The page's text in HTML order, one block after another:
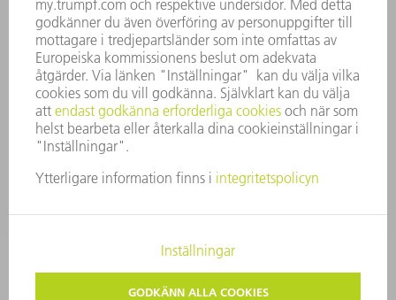
RÅDGIVARSYSTEM
SECURITY
PRESSMEDDELANDEN
MAGASIN
HÅLLBARHET
MILJÖ & KLIMAT
SOCIALT & SAMHÄLLE
FÖRETAGSMANAGEMENT
KONTAKTUPPGIFTER DATASKYDD
COPYRIGHT
PRIVATA INSTÄLLNINGAR